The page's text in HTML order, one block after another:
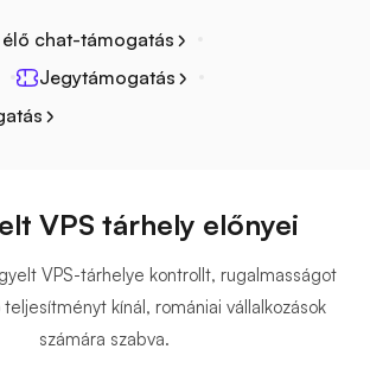
chat-támogatás
Jegytámogatás
VPS tárhely előnyei
VPS-tárhelye kontrollt, rugalmasságot
kínál, romániai vállalkozások
számára szabva.